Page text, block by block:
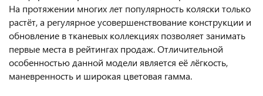
На протяжении многих лет популярность коляски только
растёт, а регулярное усовершенствование конструкции и
обновление в тканевых коллекциях позволяет занимать
первые места в рейтингах продаж. Отличительной
особенностью данной модели является её лёгкость,
маневренность и широкая цветовая гамма.